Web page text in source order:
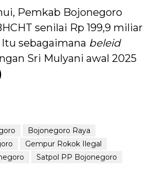
Pemkab Bojonegoro
senilai Rp 199,9 miliar
sebagaimana beleid
Sri Mulyani awal 2025
Bojonegoro Raya
Gempur Rokok Ilegal
Satpol PP Bojonegoro